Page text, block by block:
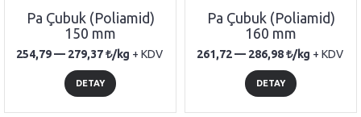
Pa Çubuk (Poliamid)
150 mm
254,79 — 279,37 /kg + KDV
DETAY
Pa Çubuk (Poliamid)
160 mm
261,72 — 286,98 /kg + KDV
DETAY